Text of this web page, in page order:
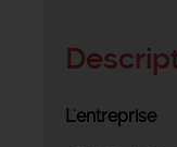
L'entreprise